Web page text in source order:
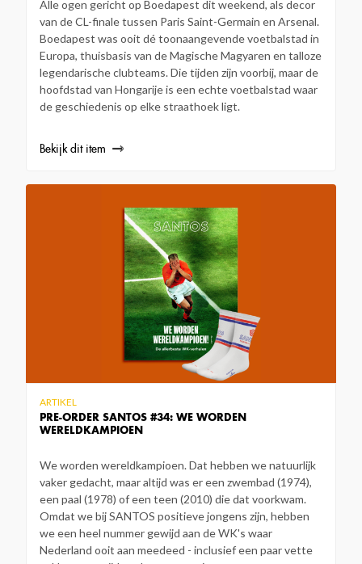
Alle ogen gericht op Boedapest dit weekend, als decor
van de CL-finale tussen Paris Saint-Germain en Arsenal.
Boedapest was ooit dé toonaangevende voetbalstad in
Europa, thuisbasis van de Magische Magyaren en talloze
legendarische clubteams. Die tijden zijn voorbij, maar de
hoofdstad van Hongarije is een echte voetbalstad waar
de geschiedenis op elke straathoek ligt.
Bekijk dit item
PRE-ORDER SANTOS #34: WE WORDEN
WERELDKAMPIOEN
ARTIKEL
We worden wereldkampioen. Dat hebben we natuurlijk
vaker gedacht, maar altijd was er een zwembad (1974),
een paal (1978) of een teen (2010) die dat voorkwam.
Omdat we bij SANTOS positieve jongens zijn, hebben
we een heel nummer gewijd aan de WK's waar
Nederland ooit aan meedeed - inclusief een paar vette